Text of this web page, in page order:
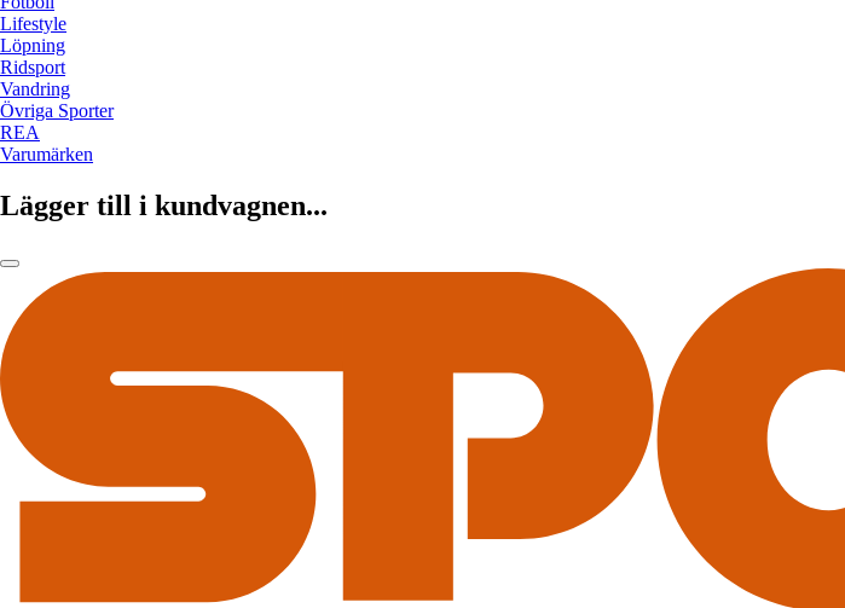
Lifestyle
Löpning
Ridsport
Vandring
Övriga Sporter
REA
Varumärken
Lägger till i kundvagnen...